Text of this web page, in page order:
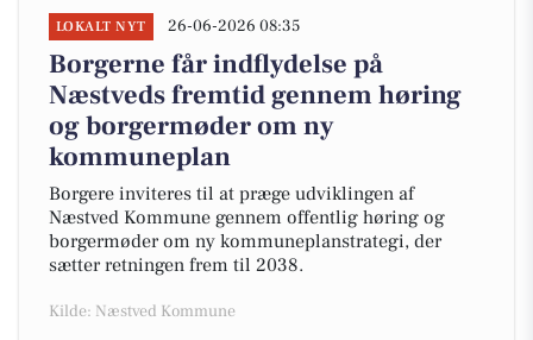
LOKALT NYT 26-06-2026 08:35
Borgerne får indflydelse på
Næstveds fremtid gennem høring
og borgermøder om ny
kommuneplan
Borgere inviteres til at præge udviklingen af
Næstved Kommune gennem offentlig høring og
borgermøder om ny kommuneplanstrategi, der
sætter retningen frem til 2038.
Kilde: Næstved Kommune